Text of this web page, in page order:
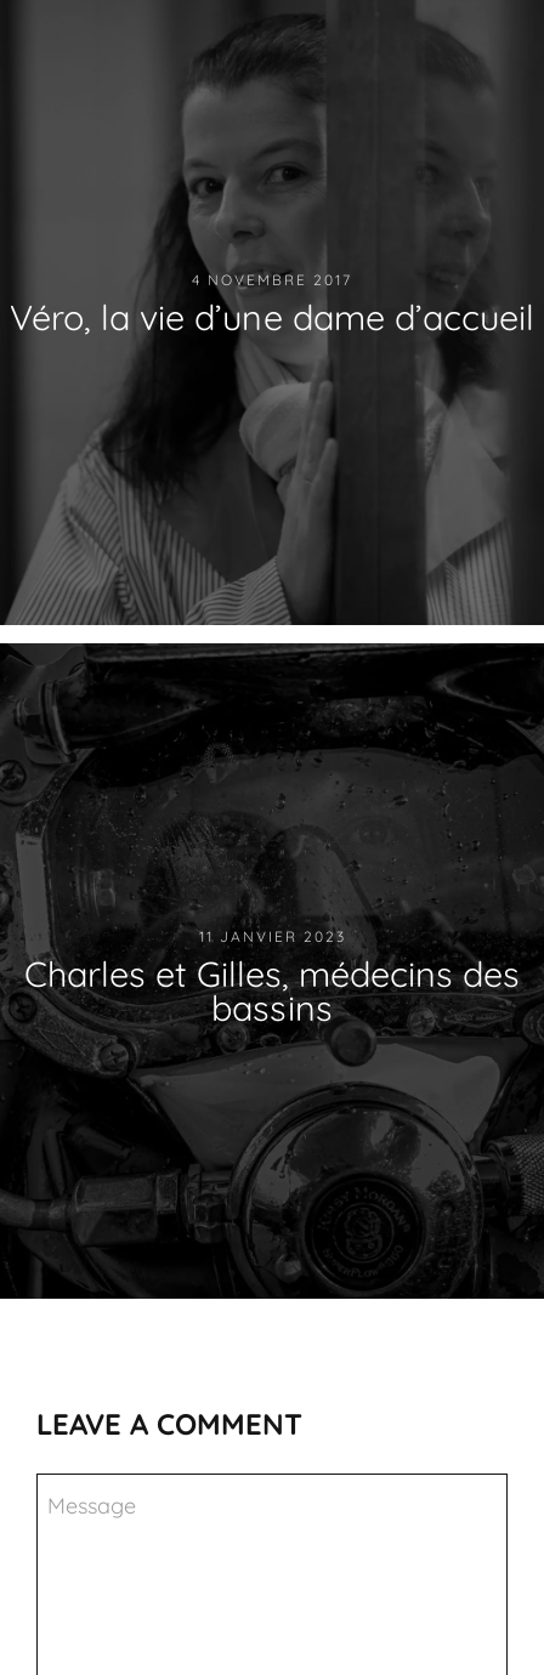
4 NOVEMBRE 2017
Véro, la vie d’une dame d’accueil
11 JANVIER 2023
Charles et Gilles, médecins des
bassins
LEAVE A COMMENT